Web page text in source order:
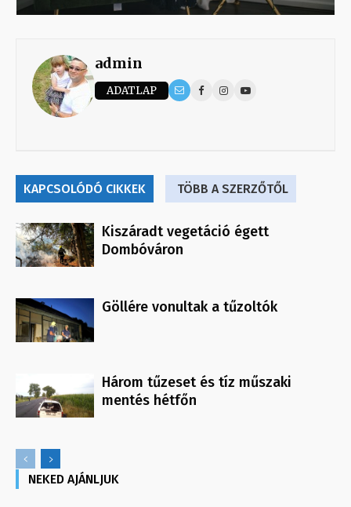
admin
ADATLAP
KAPCSOLÓDÓ CIKKEK TÖBB A SZERZŐTŐL
Kiszáradt vegetáció égett
Dombóváron
Göllére vonultak a tűzoltók
Három tűzeset és tíz műszaki
mentés hétfőn
NEKED AJÁNLJUK